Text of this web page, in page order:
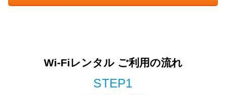
Wi-Fiレンタル ご利用の流れ
STEP1